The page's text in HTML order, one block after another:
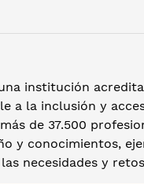
institución
a la inclusión y
de 37.500
y conocimientos,
necesidades y